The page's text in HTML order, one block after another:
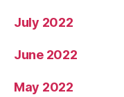
July 2022
June 2022
May 2022